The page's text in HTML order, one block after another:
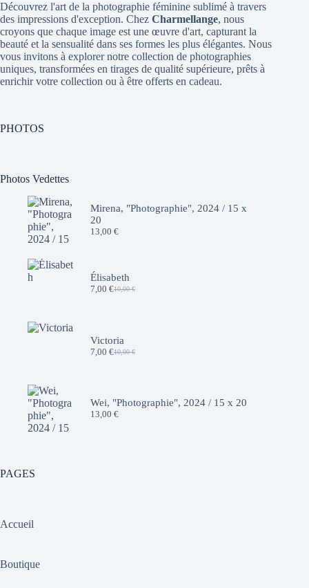
Découvrez l'art de la photographie féminine sublimé à travers
des impressions d'exception. Chez Charmellange, nous
croyons que chaque image est une œuvre d'art, capturant la
beauté et la sensualité dans ses formes les plus élégantes. Nous
vous invitons à explorer notre collection de photographies
uniques, transformées en tirages de qualité supérieure, prêts à
enrichir votre collection ou à être offerts en cadeau.
PHOTOS
Photos Vedettes
Mirena, "Photographie", 2024 / 15 x
20
13,00 €
Élisabeth
10,00€
Le
10,00 €.
7,00 €Le
7,00 €.
Victoria
10,00€
Le
10,00 €.
7,00 €Le
7,00 €.
Wei, "Photographie", 2024 / 15 x 20
13,00 €
PAGES
Accueil
Boutique